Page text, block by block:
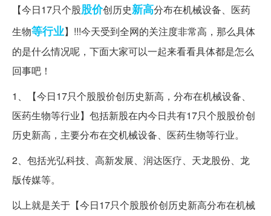
【今日17只个股股价创历史新高分布在机械设备、医药
生物等行业】!!!今天受到全网的关注度非常高，那么具体
的是什么情况呢，下面大家可以一起来看看具体都是怎么
回事吧！
1、【今日17只个股股价创历史新高，分布在机械设备、
医药生物等行业】包括新股在内今日共有17只个股股价创
历史新高，主要分布在交机械设备、医药生物等行业。
2、包括光弘科技、高新发展、润达医疗、天龙股份、龙
版传媒等。
以上就是关于【今日17只个股股价创历史新高分布在机械